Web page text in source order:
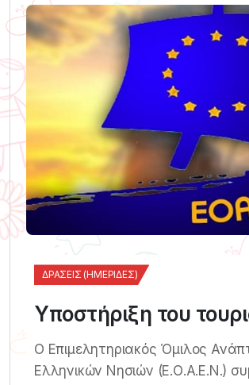
ΔΡΆΣΕΙΣ (ΗΜΕΡΊΔΕΣ)
Υποστήριξη του
Ο Επιμελητηριακός Όμιλος
Ελληνικών Νησιών (Ε.Ο.Α.Ε.Ν.)